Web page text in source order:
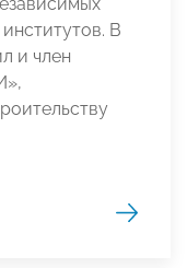
В
и член